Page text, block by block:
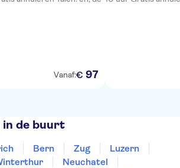
Vanaf:€ 97
in de buurt
Bern Zug
Luzern
Neuchatel